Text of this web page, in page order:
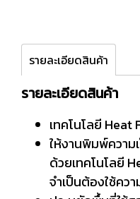
รายละเอียดสินค้า
รายละเอียดสินค้า
เทคโนโลยี Heat
ให้งานพิมพ์ความ
ด้วยเทคโนโลยี
จำเป็นต้องใช้คว